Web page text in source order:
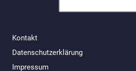
Kontakt
Datenschutzerklärung
Impressum